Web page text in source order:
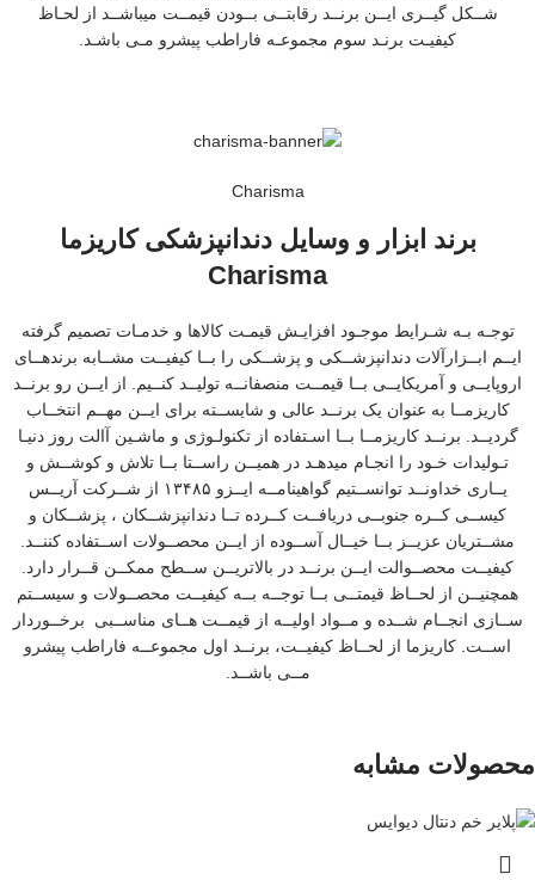
شــکل گیــری ایــن برنــد رقابتــی بــودن قیمــت میباشــد از لحـاظ
کیفیـت برنـد سوم مجموعـه فاراطب پیشرو مـی باشـد.
Charisma
برند ابزار و وسایل دندانپزشکی کاریزما
Charisma
توجـه بـه شـرایط موجـود افزایـش قیمـت کالاها و خدمـات تصمیم گرفته
ایــم ابــزارآلات دندانپزشــکی و پزشــکی را بــا کیفیــت مشــابه برندهــای
اروپایــی و آمریکایــی بــا قیمــت منصفانــه تولیــد کنــیم. از ایــن رو برنــد
کاریزمــا به عنوان یک برنــد عالی و شایســته برای ایــن مهــم انتخــاب
گردیــد. برنــد کاریزمــا بــا اسـتفاده از تکنولـوژی و ماشـین آالت روز دنیـا
تـولیدات خـود را انجـام میدهـد در همیــن راســتا بــا تلاش و کوشــش و
یــاری خداونــد توانســتیم گواهینامــه ایــزو ۱۳۴۸۵ از شــرکت آریــس
کیســی کــره جنوبــی دریافــت کــرده تــا دندانپزشــکان ، پزشــکان و
مشــتریان عزیــز بــا خیــال آســوده از ایــن محصــولات اســتفاده کننــد.
کیفیــت محصــوالت ایــن برنــد در بالاتریــن ســطح ممکــن قــرار دارد.
همچنیــن از لحــاظ قیمتــی بــا توجــه بــه کیفیــت محصــولات و سیســتم
ســازی انجــام شــده و مــواد اولیــه از قیمــت هــای مناســبی برخــوردار
اســت. کاریزما از لحــاظ کیفیــت، برنــد اول مجموعــه فاراطب پیشرو
مــی باشــد.
محصولات مشابه